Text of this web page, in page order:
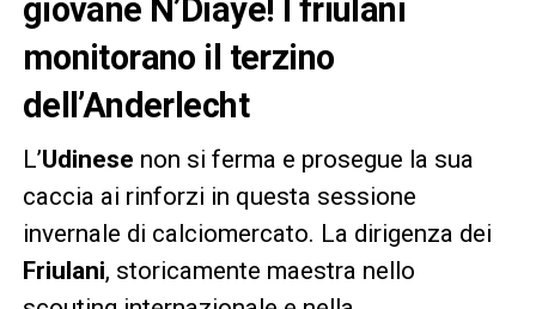
giovane N’Diaye! I friulani
monitorano il terzino
dell’Anderlecht
L’Udinese non si ferma e prosegue la sua
caccia ai rinforzi in questa sessione
invernale di calciomercato. La dirigenza dei
Friulani, storicamente maestra nello